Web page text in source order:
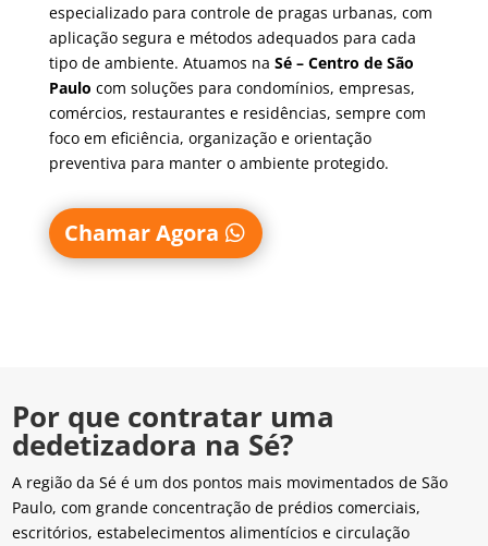
especializado para controle de pragas urbanas, com
aplicação segura e métodos adequados para cada
tipo de ambiente. Atuamos na Sé – Centro de São
Paulo com soluções para condomínios, empresas,
comércios, restaurantes e residências, sempre com
foco em eficiência, organização e orientação
preventiva para manter o ambiente protegido.
Chamar Agora
Por que contratar uma
dedetizadora na Sé?
A região da Sé é um dos pontos mais movimentados de São
Paulo, com grande concentração de prédios comerciais,
escritórios, estabelecimentos alimentícios e circulação